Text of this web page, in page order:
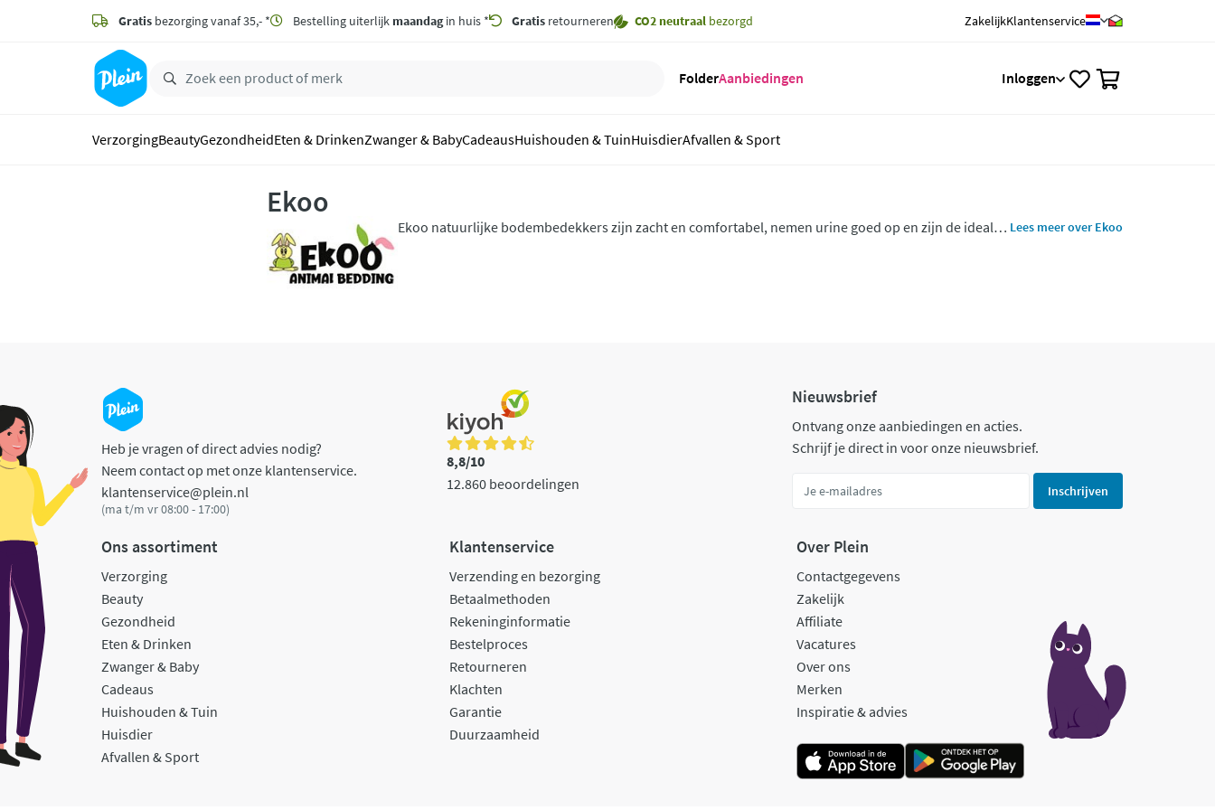
zoeken
hoofdinhoud
Gratis bezorging vanaf 35,- * Bestelling uiterlijk maandagin huis * Gratis retourneren CO2 neutraal bezorgd ZakelijkKlantenservice
FolderAanbiedingen Inloggen
VerzorgingBeautyGezondheidEten & DrinkenZwanger & BabyCadeausHuishouden & TuinHuisdierAfvallen & Sport
Ekoo
Ekoo natuurlijke bodembedekkers zijn zacht en comfortabel, nemen urine goed op en zijn de ideale
Lees meer over Ekoo
Heb je vragen of direct advies nodig?
Neem contact op met onze klantenservice.
klantenservice@plein.nl
(ma t/m vr 08:00 - 17:00)
8,8/10
12.860 beoordelingen
Nieuwsbrief
Ontvang onze aanbiedingen en acties.
Schrijf je direct in voor onze nieuwsbrief.
Inschrijven
Ons assortiment
Verzorging
Beauty
Gezondheid
Eten & Drinken
Zwanger & Baby
Cadeaus
Huishouden & Tuin
Huisdier
Afvallen & Sport
Klantenservice
Verzending en bezorging
Betaalmethoden
Rekeninginformatie
Bestelproces
Retourneren
Klachten
Garantie
Duurzaamheid
Over Plein
Contactgegevens
Zakelijk
Affiliate
Vacatures
Over ons
Merken
Inspiratie & advies